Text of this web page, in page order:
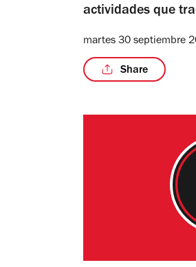
actividades que
martes 30 septiembre
Share